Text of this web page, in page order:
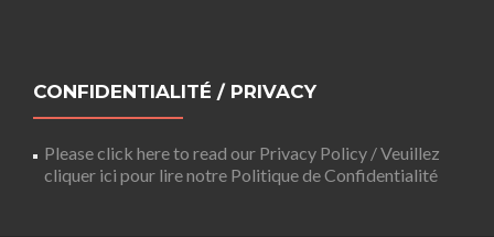
CONFIDENTIALITÉ / PRIVACY
Please click here to read our Privacy Policy / Veuillez
cliquer ici pour lire notre Politique de Confidentialité